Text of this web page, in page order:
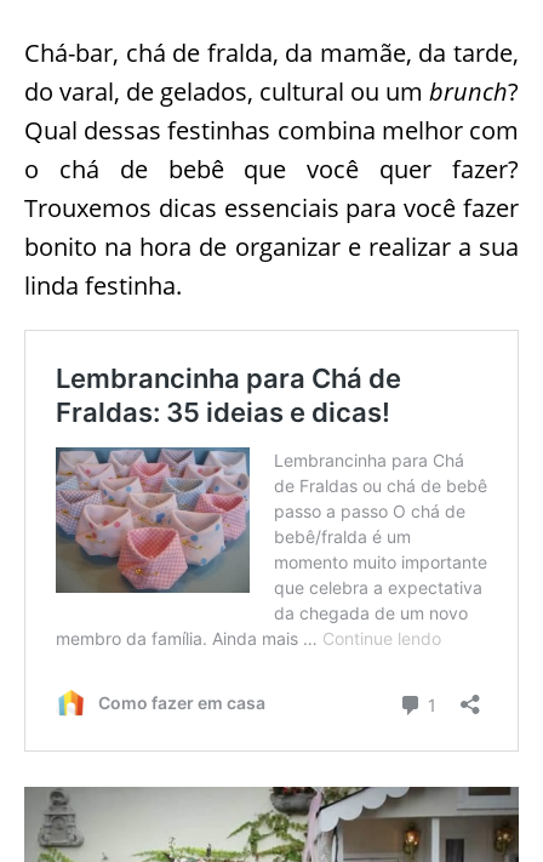
Chá-bar, chá de fralda, da mamãe, da tarde,
do varal, de gelados, cultural ou um brunch?
Qual dessas festinhas combina melhor com
o chá de bebê que você quer fazer?
Trouxemos dicas essenciais para você fazer
bonito na hora de organizar e realizar a sua
linda festinha.